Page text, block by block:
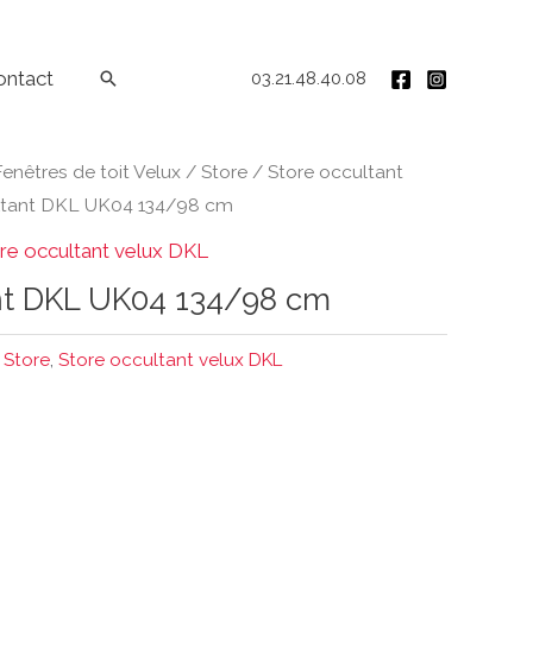
Rechercher 03.21.48.40.08
de toit Velux / Store / Store occultant
DKL UK04 134/98 cm
occultant velux DKL
DKL UK04 134/98 cm
Store, Store occultant velux DKL